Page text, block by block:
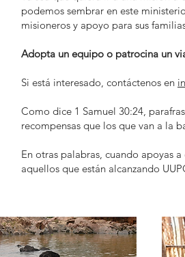
podemos sembrar en este
misioneros y apoyo para sus
Adopta un equipo o patrocina un
Si está interesado, contáctenos en
Como dice 1 Samuel 30:24,
recompensas que los que van a la
En otras palabras, cuando apoyas
aquellos que están alcanzando